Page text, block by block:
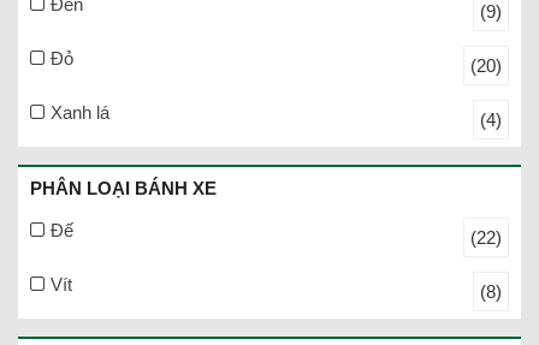
Đen (9)
Đỏ (20)
Xanh lá (4)
PHÂN LOẠI BÁNH XE
Đế (22)
Vít (8)